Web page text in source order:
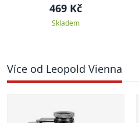
469 Kč
Skladem
Více od Leopold Vienna